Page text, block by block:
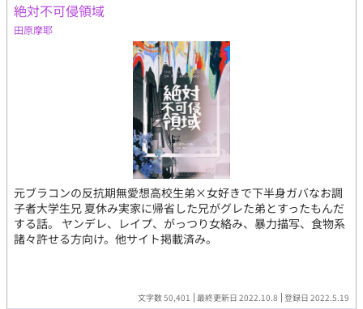
絶対不可侵領域
田原摩耶
元ブラコンの反抗期無愛想高校生弟×女好きで下半身ガバなお調
子者大学生兄 夏休み実家に帰省した兄がグレた弟とすったもんだ
する話。 ヤンデレ、レイプ、がっつり女絡み、暴力描写、食物系
諸々許せる方向け。他サイト掲載済み。
文字数 50,401 最終更新日 2022.10.8 登録日 2022.5.19